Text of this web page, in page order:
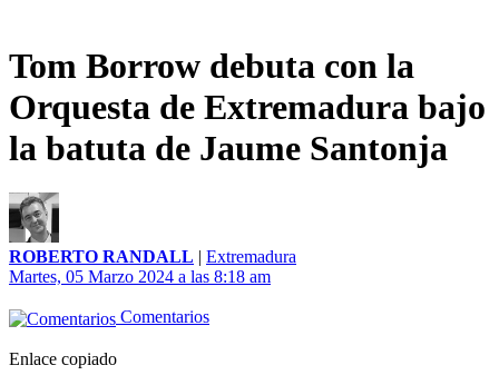
Tom Borrow debuta con la
Orquesta de Extremadura bajo
la batuta de Jaume Santonja
ROBERTO RANDALL | Extremadura
Martes, 05 Marzo 2024 a las 8:18 am
Comentarios
Enlace copiado